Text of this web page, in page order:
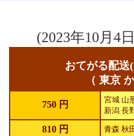
(2023年10月4
おてがる配
（ 東京
750 円
宮城 山
新潟 長
810 円 青森 秋